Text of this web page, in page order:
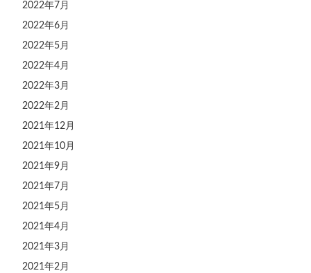
2022年7月
2022年6月
2022年5月
2022年4月
2022年3月
2022年2月
2021年12月
2021年10月
2021年9月
2021年7月
2021年5月
2021年4月
2021年3月
2021年2月